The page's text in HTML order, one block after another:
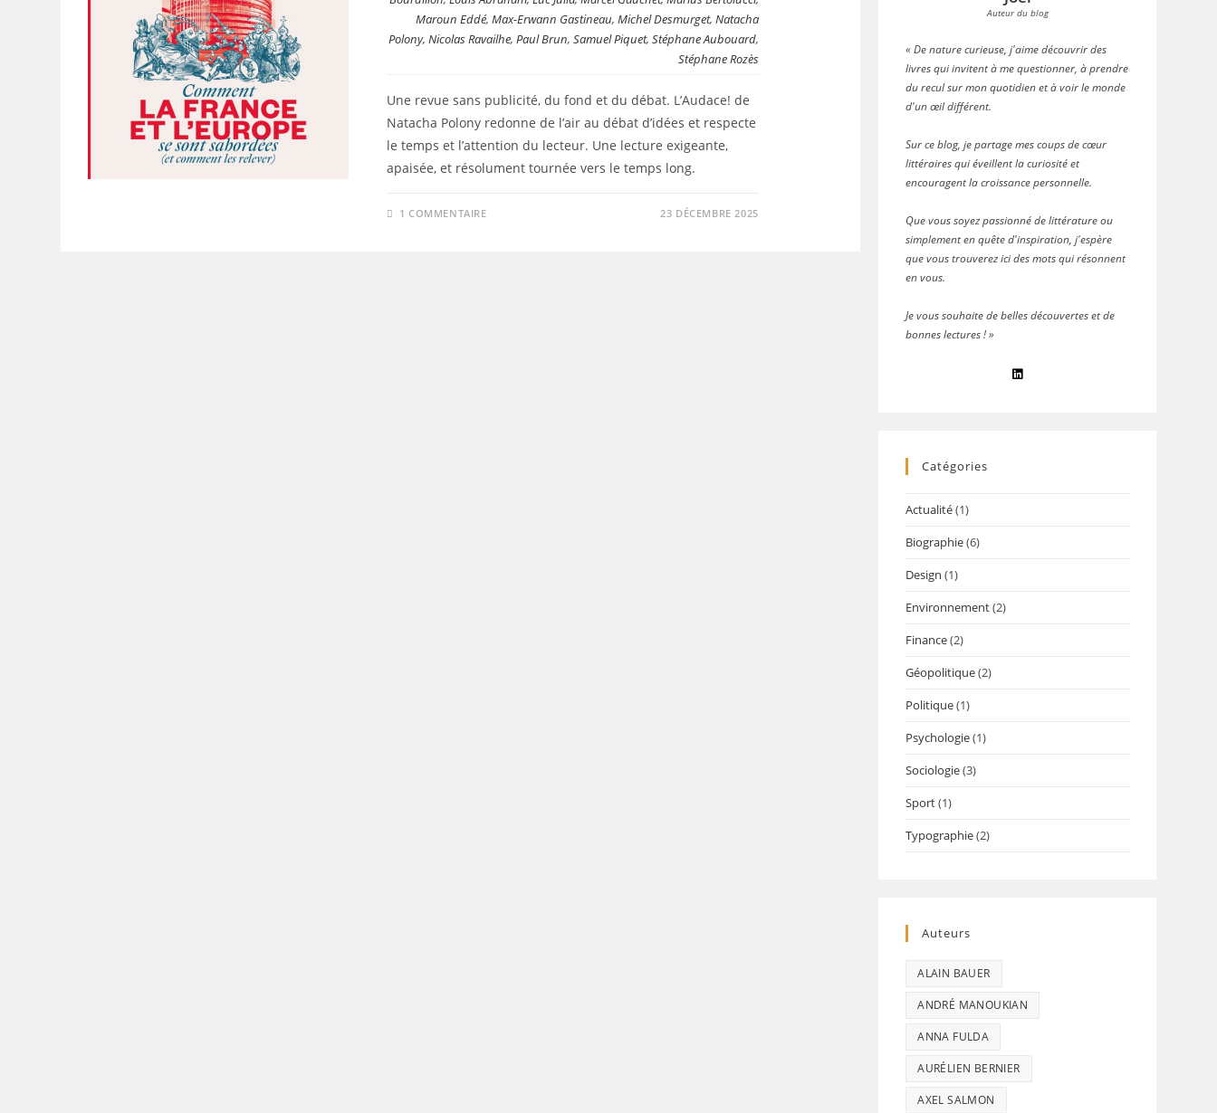
Maroun Eddé, Max-Erwann Gastineau, Michel Desmurget, Natacha
Polony, Nicolas Ravailhe, Paul Brun, Samuel Piquet, Stéphane Aubouard,
Stéphane Rozès
Une revue sans publicité, du fond et du débat. L’Audace! de
Natacha Polony redonne de l’air au débat d’idées et respecte
le temps et l’attention du lecteur. Une lecture exigeante,
apaisée, et résolument tournée vers le temps long.
1 COMMENTAIRE 23 DÉCEMBRE 2025
Auteur du blog
« De nature curieuse, j'aime découvrir des
livres qui invitent à me questionner, à prendre
du recul sur mon quotidien et à voir le monde
d'un œil différent.
Sur ce blog, je partage mes coups de cœur
littéraires qui éveillent la curiosité et
encouragent la croissance personnelle.
Que vous soyez passionné de littérature ou
simplement en quête d'inspiration, j'espère
que vous trouverez ici des mots qui résonnent
en vous.
Je vous souhaite de belles découvertes et de
bonnes lectures ! »
Catégories
Actualité(1)
Biographie(6)
Design (1)
Environnement(2)
Finance(2)
Géopolitique(2)
Politique(1)
Psychologie(1)
Sociologie(3)
Sport(1)
Typographie(2)
Auteurs
ALAIN BAUER
ANDRÉ MANOUKIAN
ANNA FULDA
AURÉLIEN BERNIER
AXEL SALMON